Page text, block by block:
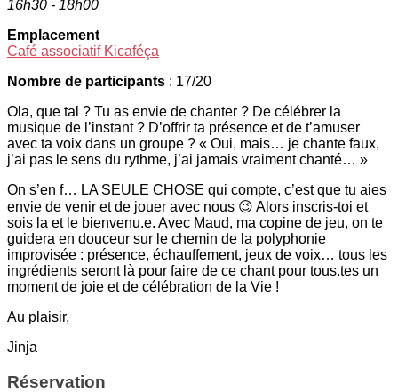
16h30 - 18h00
Emplacement
Café associatif Kicaféça
Nombre de participants : 17/20
Ola, que tal ? Tu as envie de chanter ? De célébrer la
musique de l’instant ? D’offrir ta présence et de t’amuser
avec ta voix dans un groupe ? « Oui, mais… je chante faux,
j’ai pas le sens du rythme, j’ai jamais vraiment chanté… »
On s’en f… LA SEULE CHOSE qui compte, c’est que tu aies
envie de venir et de jouer avec nous 😉 Alors inscris-toi et
sois la et le bienvenu.e. Avec Maud, ma copine de jeu, on te
guidera en douceur sur le chemin de la polyphonie
improvisée : présence, échauffement, jeux de voix… tous les
ingrédients seront là pour faire de ce chant pour tous.tes un
moment de joie et de célébration de la Vie !
Au plaisir,
Jinja
Réservation